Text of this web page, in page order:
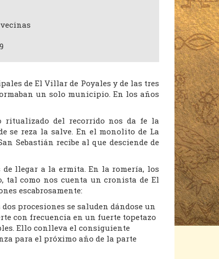
de El Villar de Poyales y de las tres
un solo municipio. En los años
ritualizado del recorrido nos da fe la
se reza la salve. En el monolito de La
Sebastián recibe al que desciende de
de llegar a la ermita. En la romería, los
tal como nos cuenta un cronista de El
escabrosamente:
procesiones se saluden dándose un
con frecuencia en un fuerte topetazo
Ello conlleva el consiguiente
para el próximo año de la parte